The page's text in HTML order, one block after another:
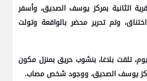
الثانية بمركز يوسف الصديق، وأسفر
وتم تحرير محضر بالواقعة وتولت
تلقت بلاغا، بنشوب حريق بمنزل مكون
يوسف الصديق، ووجود شخص مصاب.